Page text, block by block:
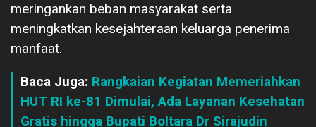
meringankan beban masyarakat serta
meningkatkan kesejahteraan keluarga penerima
manfaat.
Baca Juga: Rangkaian Kegiatan Memeriahkan
HUT RI ke-81 Dimulai, Ada Layanan Kesehatan
Gratis hingga Bupati Boltara Dr Sirajudin